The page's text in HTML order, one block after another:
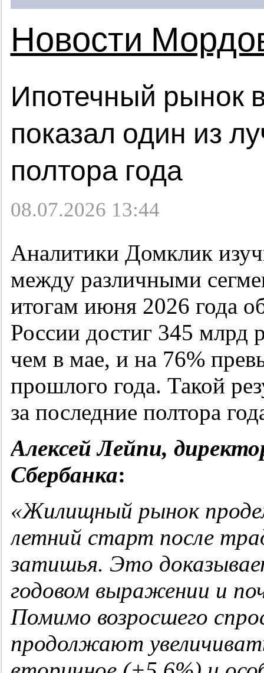
Новости
Ипотечный рынок
показал один из
полтора года
08.07.2026 13:44
Аналитики Домклик
между различными
итогам июня 2026 года
России достиг 345 млрд
чем в мае, и на 76%
прошлого года. Такой
за последние полтора
Алексей Лейпи,
Сбербанка:
«Жилищный рынок
летний старт после
затишья. Это
годовом выражении и
Помимо возросшего
продолжают